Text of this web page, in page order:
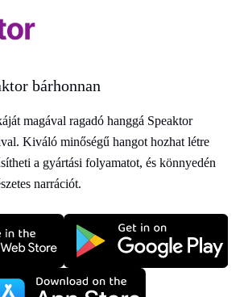
bárhonnan
magával ragadó hanggá Speaktor
Kiváló minőségű hangot hozhat létre
a gyártási folyamatot, és könnyedén
narrációt.